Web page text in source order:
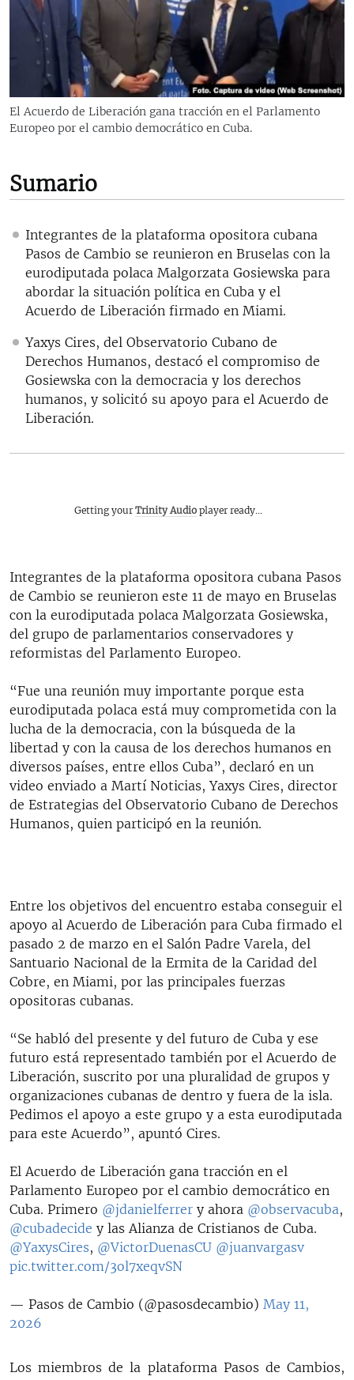
RADIO MARTÍ
ESPECIALES
ESPECIALES
LA REALIDAD DE LA VIVIENDA EN CUBA
SER VIEJO EN CUBA
LOS SANTOS DE HIALEAH
LA INVASIÓN DE RUSIA A UCRANIA
MULTIMEDIA
EDITORIALES
El Acuerdo de Liberación gana tracción en el Parlamento
Europeo por el cambio democrático en Cuba.
Sumario
Integrantes de la plataforma opositora cubana
Pasos de Cambio se reunieron en Bruselas con la
eurodiputada polaca Malgorzata Gosiewska para
abordar la situación política en Cuba y el
Acuerdo de Liberación firmado en Miami.
Yaxys Cires, del Observatorio Cubano de
Derechos Humanos, destacó el compromiso de
Gosiewska con la democracia y los derechos
humanos, y solicitó su apoyo para el Acuerdo de
Liberación.
Getting yourTrinity Audio player ready...
Integrantes de la plataforma opositora cubana Pasos
de Cambio se reunieron este 11 de mayo en Bruselas
con la eurodiputada polaca Malgorzata Gosiewska,
del grupo de parlamentarios conservadores y
reformistas del Parlamento Europeo.
“Fue una reunión muy importante porque esta
eurodiputada polaca está muy comprometida con la
lucha de la democracia, con la búsqueda de la
libertad y con la causa de los derechos humanos en
diversos países, entre ellos Cuba”, declaró en un
video enviado a Martí Noticias, Yaxys Cires, director
de Estrategias del Observatorio Cubano de Derechos
Humanos, quien participó en la reunión.
Entre los objetivos del encuentro estaba conseguir el
apoyo al Acuerdo de Liberación para Cuba firmado el
pasado 2 de marzo en el Salón Padre Varela, del
Santuario Nacional de la Ermita de la Caridad del
Cobre, en Miami, por las principales fuerzas
opositoras cubanas.
“Se habló del presente y del futuro de Cuba y ese
futuro está representado también por el Acuerdo de
Liberación, suscrito por una pluralidad de grupos y
organizaciones cubanas de dentro y fuera de la isla.
Pedimos el apoyo a este grupo y a esta eurodiputada
para este Acuerdo”, apuntó Cires.
El Acuerdo de Liberación gana tracción en el
Parlamento Europeo por el cambio democrático en
Cuba. Primero @jdanielferrer y ahora @observacuba,
@cubadecide y las Alianza de Cristianos de Cuba.
@YaxysCires, @VictorDuenasCU @juanvargasv
pic.twitter.com/3ol7xeqvSN
— Pasos de Cambio (@pasosdecambio) May 11,
2026
Los miembros de la plataforma Pasos de Cambios,